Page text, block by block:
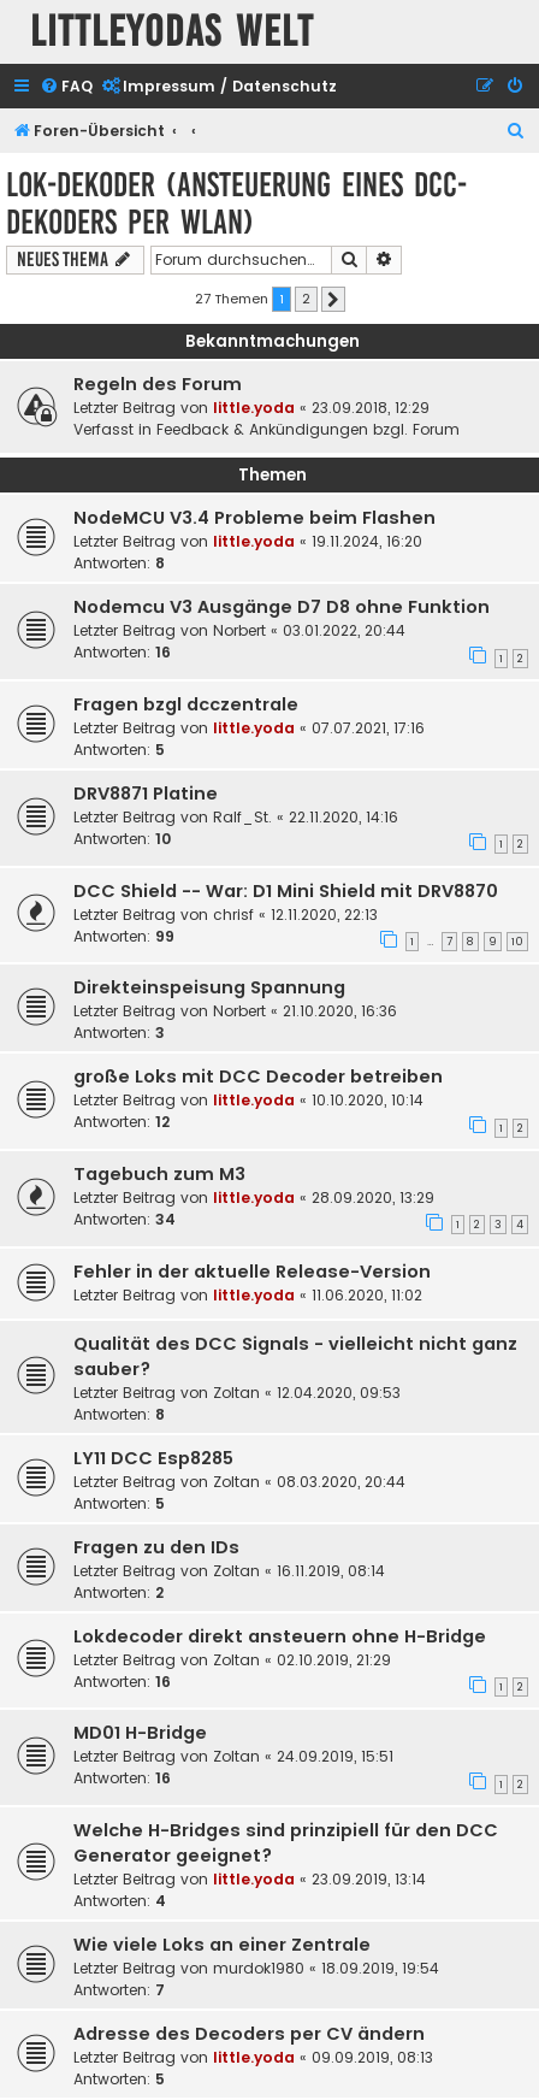
Littleyodas Welt
FAQ Impressum / Datenschutz
Foren-Übersicht
Lok-Dekoder (Ansteuerung eines DCC-
Dekoders per WLAN)
Neues Thema Suche
27 Themen 1 2
Bekanntmachungen
Regeln des Forum
Letzter Beitrag von little.yoda « 23.09.2018, 12:29
Verfasst in Feedback & Ankündigungen bzgl. Forum
Themen
NodeMCU V3.4 Probleme beim Flashen
Letzter Beitrag von little.yoda « 19.11.2024, 16:20
Antworten: 8
Nodemcu V3 Ausgänge D7 D8 ohne Funktion
Letzter Beitrag von Norbert « 03.01.2022, 20:44
Antworten: 16 1 2
Fragen bzgl dcczentrale
Letzter Beitrag von little.yoda « 07.07.2021, 17:16
Antworten: 5
DRV8871 Platine
Letzter Beitrag von Ralf_St. « 22.11.2020, 14:16
Antworten: 10 1 2
DCC Shield -- War: D1 Mini Shield mit DRV8870
Letzter Beitrag von chrisf « 12.11.2020, 22:13
Antworten: 99 1 … 7 8 9 10
Direkteinspeisung Spannung
Letzter Beitrag von Norbert « 21.10.2020, 16:36
Antworten: 3
große Loks mit DCC Decoder betreiben
Letzter Beitrag von little.yoda « 10.10.2020, 10:14
Antworten: 12 1 2
Tagebuch zum M3
Letzter Beitrag von little.yoda « 28.09.2020, 13:29
Antworten: 34 1 2 3 4
Fehler in der aktuelle Release-Version
Letzter Beitrag von little.yoda « 11.06.2020, 11:02
Qualität des DCC Signals - vielleicht nicht ganz
sauber?
Letzter Beitrag von Zoltan « 12.04.2020, 09:53
Antworten: 8
LY11 DCC Esp8285
Letzter Beitrag von Zoltan « 08.03.2020, 20:44
Antworten: 5
Fragen zu den IDs
Letzter Beitrag von Zoltan « 16.11.2019, 08:14
Antworten: 2
Lokdecoder direkt ansteuern ohne H-Bridge
Letzter Beitrag von Zoltan « 02.10.2019, 21:29
Antworten: 16 1 2
MD01 H-Bridge
Letzter Beitrag von Zoltan « 24.09.2019, 15:51
Antworten: 16 1 2
Welche H-Bridges sind prinzipiell für den DCC
Generator geeignet?
Letzter Beitrag von little.yoda « 23.09.2019, 13:14
Antworten: 4
Wie viele Loks an einer Zentrale
Letzter Beitrag von murdok1980 « 18.09.2019, 19:54
Antworten: 7
Adresse des Decoders per CV ändern
Letzter Beitrag von little.yoda « 09.09.2019, 08:13
Antworten: 5